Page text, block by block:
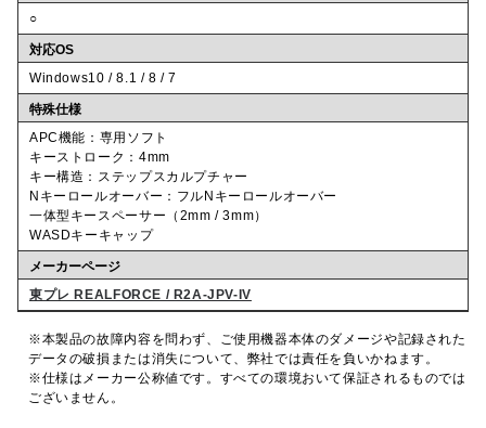
○
対応OS
Windows10 / 8.1 / 8 / 7
特殊仕様
APC機能：専用ソフト
キーストローク：4mm
キー構造：ステップスカルプチャー
Nキーロールオーバー：フルNキーロールオーバー
一体型キースペーサー（2mm / 3mm）
WASDキーキャップ
メーカーページ
東プレ REALFORCE / R2A-JPV-IV
※本製品の故障内容を問わず、ご使用機器本体のダメージや記録された
データの破損または消失について、弊社では責任を負いかねます。
※仕様はメーカー公称値です。すべての環境おいて保証されるものでは
ございません。